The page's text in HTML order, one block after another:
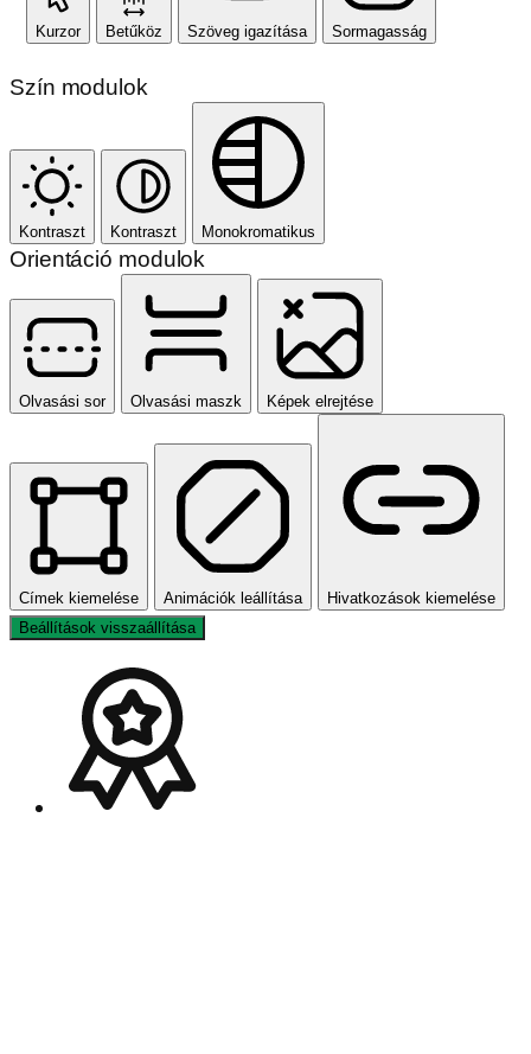
Kurzor Betűköz Szöveg igazítása Sormagasság
Szín modulok
Kontraszt Kontraszt Monokromatikus
Orientáció modulok
Olvasási sor Olvasási maszk Képek elrejtése
Címek kiemelése Animációk leállítása
Hivatkozások kiemelése
Beállítások visszaállítása